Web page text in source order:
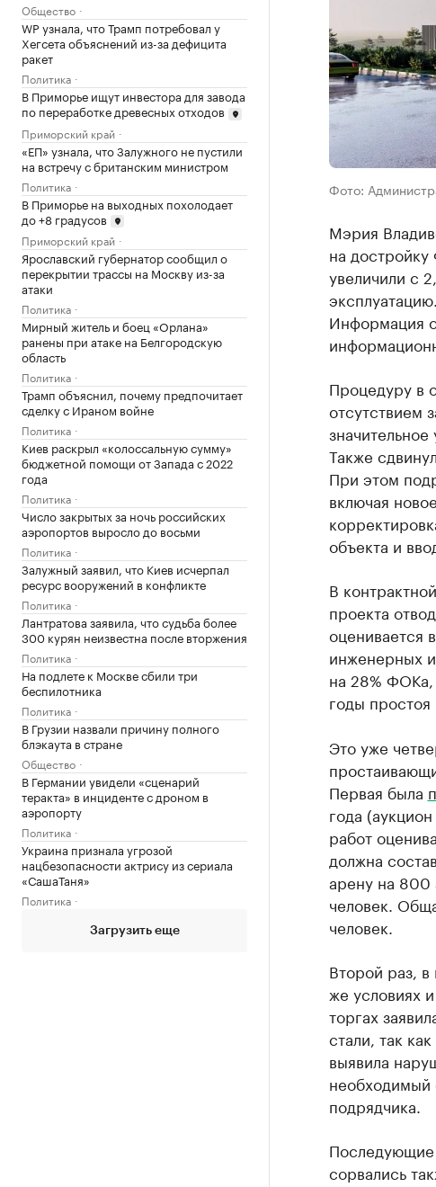
Общество
WP узнала, что Трамп потребовал у
Хегсета объяснений из-за дефицита
ракет
Политика
В Приморье ищут инвестора для завода
по переработке древесных отходов
Приморский край
«ЕП» узнала, что Залужного не пустили
на встречу с британским министром
Политика
В Приморье на выходных похолодает
до +8 градусов
Приморский край
Ярославский губернатор сообщил о
перекрытии трассы на Москву из-за
атаки
Политика
Мирный житель и боец «Орлана»
ранены при атаке на Белгородскую
область
Политика
Трамп объяснил, почему предпочитает
сделку с Ираном войне
Политика
Киев раскрыл «колоссальную сумму»
бюджетной помощи от Запада с 2022
года
Политика
Число закрытых за ночь российских
аэропортов выросло до восьми
Политика
Залужный заявил, что Киев исчерпал
ресурс вооружений в конфликте
Политика
Лантратова заявила, что судьба более
300 курян неизвестна после вторжения
Политика
На подлете к Москве сбили три
беспилотника
Политика
В Грузии назвали причину полного
блэкаута в стране
Общество
В Германии увидели «сценарий
теракта» в инциденте с дроном в
аэропорту
Политика
Украина признала угрозой
нацбезопасности актрису из сериала
«СашаТаня»
Политика
Загрузить еще
Фото:
Мэрия
на
увеличили с
Информация
Процедуру в
отсутствием
Также
При этом
включая
объекта и
В
проекта
оценивается
инженерных
на 28% ФОКа,
годы простоя
Это уже
Первая была
года
работ
должна
арену на 800
человек.
человек.
Второй раз,
же условиях
торгах
стали, так
выявила
необходимый
подрядчика.
сорвались